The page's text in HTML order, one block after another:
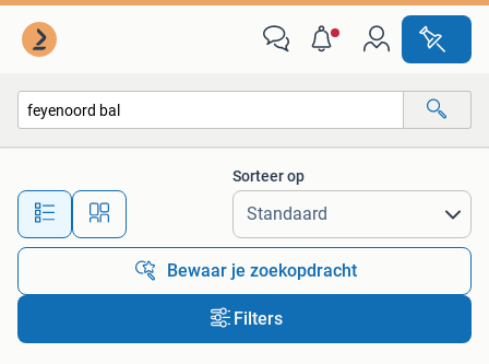
Alle afstanden…
Sorteer op
Bewaar je zoekopdracht
Filters